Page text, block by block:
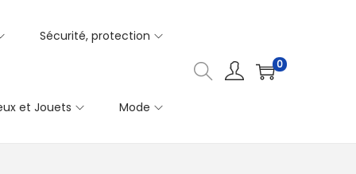
Sécurité, protection
et Jouets Mode
0